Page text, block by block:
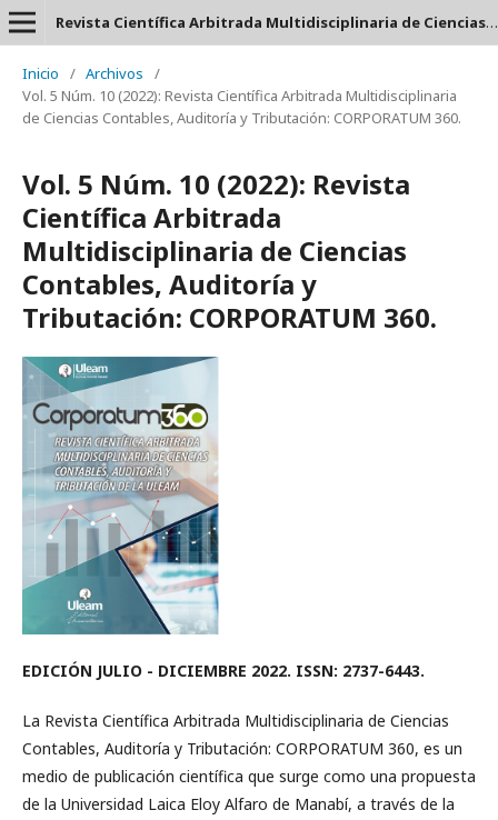
Revista Científica Arbitrada Multidisciplinaria de Ciencias Contables, Auditoría y Tributación: CORPORATUM 360 - ISSN: 2737-6443.
Inicio / Archivos
/
Vol. 5 Núm. 10 (2022): Revista Científica Arbitrada Multidisciplinaria
de Ciencias Contables, Auditoría y Tributación: CORPORATUM 360.
Vol. 5 Núm. 10 (2022): Revista
Científica Arbitrada
Multidisciplinaria de Ciencias
Contables, Auditoría y
Tributación: CORPORATUM 360.
EDICIÓN JULIO - DICIEMBRE 2022. ISSN: 2737-6443.
La Revista Científica Arbitrada Multidisciplinaria de Ciencias
Contables, Auditoría y Tributación: CORPORATUM 360, es un
medio de publicación científica que surge como una propuesta
de la Universidad Laica Eloy Alfaro de Manabí, a través de la